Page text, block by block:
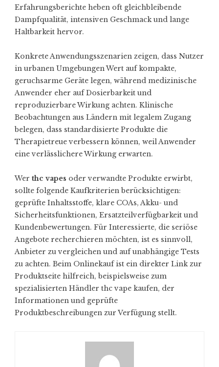
Erfahrungsberichte heben oft gleichbleibende
Dampfqualität, intensiven Geschmack und lange
Haltbarkeit hervor.
Konkrete Anwendungsszenarien zeigen, dass Nutzer
in urbanen Umgebungen Wert auf kompakte,
geruchsarme Geräte legen, während medizinische
Anwender eher auf Dosierbarkeit und
reproduzierbare Wirkung achten. Klinische
Beobachtungen aus Ländern mit legalem Zugang
belegen, dass standardisierte Produkte die
Therapietreue verbessern können, weil Anwender
eine verlässlichere Wirkung erwarten.
Wer thc vapes oder verwandte Produkte erwirbt,
sollte folgende Kaufkriterien berücksichtigen:
geprüfte Inhaltsstoffe, klare COAs, Akku- und
Sicherheitsfunktionen, Ersatzteilverfügbarkeit und
Kundenbewertungen. Für Interessierte, die seriöse
Angebote recherchieren möchten, ist es sinnvoll,
Anbieter zu vergleichen und auf unabhängige Tests
zu achten. Beim Onlinekauf ist ein direkter Link zur
Produktseite hilfreich, beispielsweise zum
spezialisierten Händler thc vape kaufen, der
Informationen und geprüfte
Produktbeschreibungen zur Verfügung stellt.